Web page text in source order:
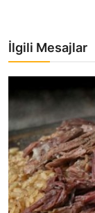
İlgili Mesajlar